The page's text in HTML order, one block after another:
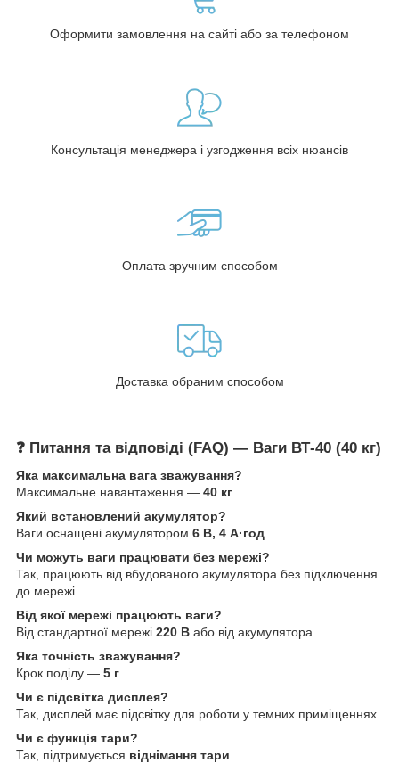
Оформити замовлення на сайті або за телефоном
Консультація менеджера і узгодження всіх нюансів
Оплата зручним способом
Доставка обраним способом
❓ Питання та відповіді (FAQ) — Ваги ВТ-40 (40 кг)
Яка максимальна вага зважування?
Максимальне навантаження — 40 кг.
Який встановлений акумулятор?
Ваги оснащені акумулятором 6 В, 4 А·год.
Чи можуть ваги працювати без мережі?
Так, працюють від вбудованого акумулятора без підключення
до мережі.
Від якої мережі працюють ваги?
Від стандартної мережі 220 В або від акумулятора.
Яка точність зважування?
Крок поділу — 5 г.
Чи є підсвітка дисплея?
Так, дисплей має підсвітку для роботи у темних приміщеннях.
Чи є функція тари?
Так, підтримується віднімання тари.